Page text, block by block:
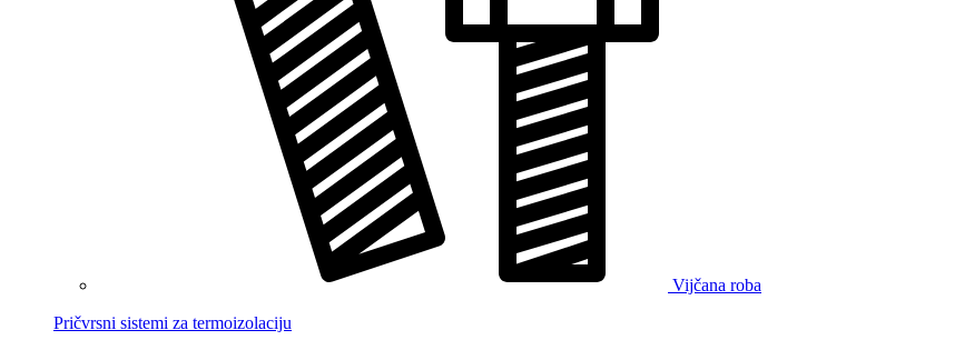
Vijčana roba
Pričvrsni sistemi za termoizolaciju